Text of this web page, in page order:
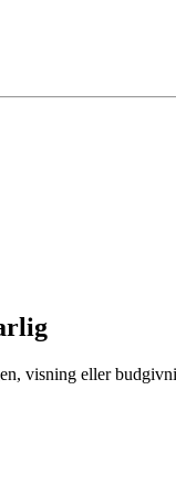
visning eller